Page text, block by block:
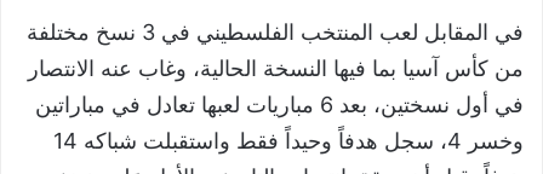
في المقابل لعب المنتخب الفلسطيني في 3 نسخ مختلفة
من كأس آسيا بما فيها النسخة الحالية، وغاب عنه الانتصار
في أول نسختين، بعد 6 مباريات لعبها تعادل في مباراتين
وخسر 4، سجل هدفاً وحيداً فقط واستقبلت شباكه 14